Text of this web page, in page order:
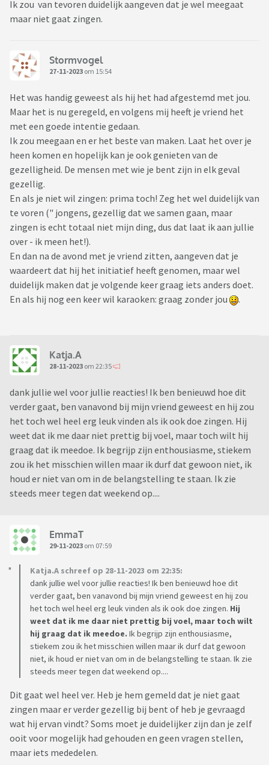
Ik zou van tevoren duidelijk aangeven dat je wel meegaat
maar niet gaat zingen.
Stormvogel
27-11-2023 om 15:54
Het was handig geweest als hij het had afgestemd met jou.
Maar het is nu geregeld, en volgens mij heeft je vriend het
met een goede intentie gedaan.
Ik zou meegaan en er het beste van maken. Laat het over je
heen komen en hopelijk kan je ook genieten van de
gezelligheid. De mensen met wie je bent zijn in elk geval
gezellig.
En als je niet wil zingen: prima toch! Zeg het wel duidelijk van
te voren (" jongens, gezellig dat we samen gaan, maar
zingen is echt totaal niet mijn ding, dus dat laat ik aan jullie
over - ik meen het!).
En dan na de avond met je vriend zitten, aangeven dat je
waardeert dat hij het initiatief heeft genomen, maar wel
duidelijk maken dat je volgende keer graag iets anders doet.
En als hij nog een keer wil karaoken: graag zonder jou
.
Katja.A
28-11-2023 om 22:35
dank jullie wel voor jullie reacties! Ik ben benieuwd hoe dit
verder gaat, ben vanavond bij mijn vriend geweest en hij zou
het toch wel heel erg leuk vinden als ik ook doe zingen. Hij
weet dat ik me daar niet prettig bij voel, maar toch wilt hij
graag dat ik meedoe. Ik begrijp zijn enthousiasme, stiekem
zou ik het misschien willen maar ik durf dat gewoon niet, ik
houd er niet van om in de belangstelling te staan. Ik zie
steeds meer tegen dat weekend op....
EmmaT
29-11-2023 om 07:59
Katja.A schreef op 28-11-2023 om 22:35:
dank jullie wel voor jullie reacties! Ik ben benieuwd hoe dit
verder gaat, ben vanavond bij mijn vriend geweest en hij zou
het toch wel heel erg leuk vinden als ik ook doe zingen. Hij
weet dat ik me daar niet prettig bij voel, maar toch wilt
hij graag dat ik meedoe. Ik begrijp zijn enthousiasme,
stiekem zou ik het misschien willen maar ik durf dat gewoon
niet, ik houd er niet van om in de belangstelling te staan. Ik zie
steeds meer tegen dat weekend op....
Dit gaat wel heel ver. Heb je hem gemeld dat je niet gaat
zingen maar er verder gezellig bij bent of heb je gevraagd
wat hij ervan vindt? Soms moet je duidelijker zijn dan je zelf
ooit voor mogelijk had gehouden en geen vragen stellen,
maar iets mededelen.